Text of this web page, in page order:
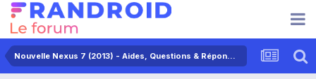
Nouvelle Nexus 7 (2013) - Aides, Questions & Réponses